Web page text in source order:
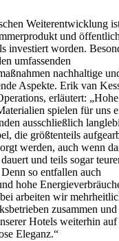
Weiterentwicklung
und
investiert worden.
umfassenden
nachhaltige
Aspekte. Erik van
erläutert:
spielen für uns
ausschließlich
die größtenteils
werden, auch wenn
und teils sogar
so entfallen auch
hohe
arbeiten wir
zusammen und
Hotels weiterhin auf
Eleganz.“